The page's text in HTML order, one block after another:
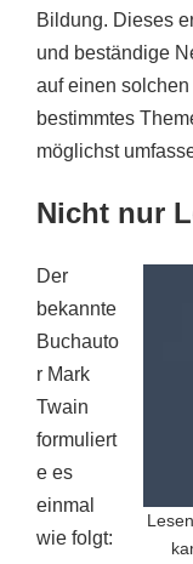
Bildung. Dieses
und beständige
auf einen
bestimmtes
möglichst
Nicht nur
Der
bekannte
Buchauto
r Mark
Twain
formuliert
e es
einmal
wie folgt: